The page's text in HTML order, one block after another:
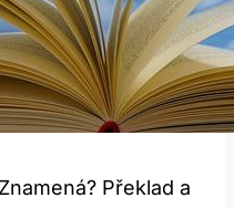
Překlad a